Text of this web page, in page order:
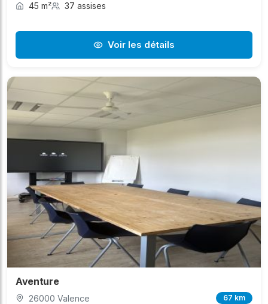
45 m² 37 assises
Voir les détails
Aventure
26000 Valence 67 km